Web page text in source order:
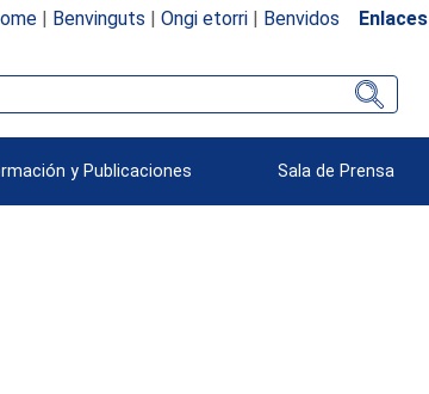
| Benvinguts | Ongi etorri| Benvidos Enlaces
y Publicaciones Sala de Prensa